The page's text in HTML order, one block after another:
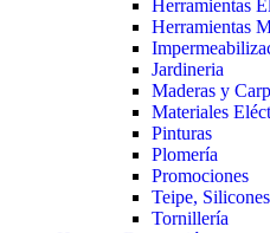
Herramientas
Herramientas
Jardineria
Maderas y
Materiales
Pinturas
Plomería
Promociones
Teipe,
Tornillería